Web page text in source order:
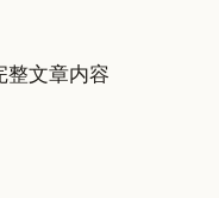
整文章内容